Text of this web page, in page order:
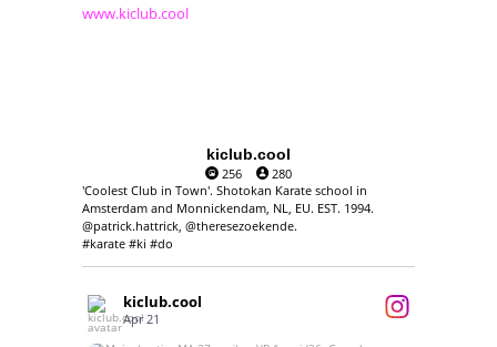
www.kiclub.cool
kiclub.cool
256
280
'Coolest Club in Town'. Shotokan Karate school in
Amsterdam and Monnickendam, NL, EU. EST. 1994.
@patrick.hattrick, @theresezoekende.
#karate #ki #do
kiclub.cool
Apr 21